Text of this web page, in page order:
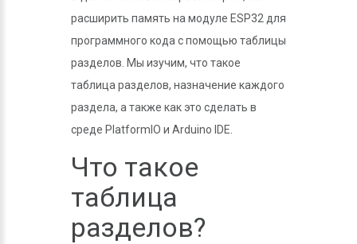
расширить память на модуле ESP32 для
программного кода с помощью таблицы
разделов. Мы изучим, что такое
таблица разделов, назначение каждого
раздела, а также как это сделать в
среде PlatformIO и Arduino IDE.
Что такое
таблица
разделов?